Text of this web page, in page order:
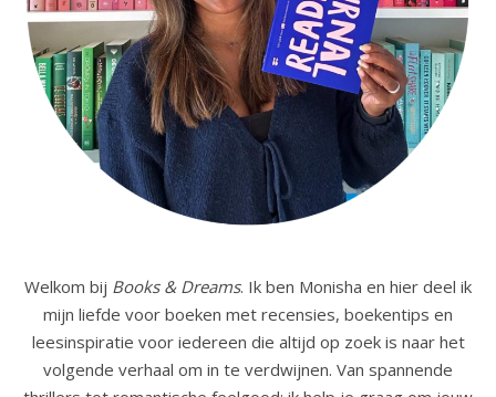
Welkom bij Books & Dreams. Ik ben Monisha en hier deel ik
mijn liefde voor boeken met recensies, boekentips en
leesinspiratie voor iedereen die altijd op zoek is naar het
volgende verhaal om in te verdwijnen. Van spannende